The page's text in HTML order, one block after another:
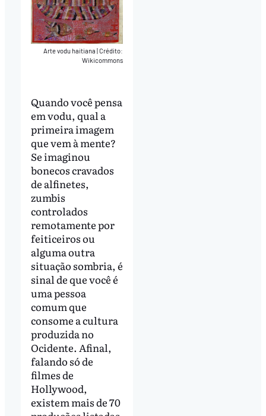
Arte vodu haitiana|Crédito:
Wikicommons
Quando você pensa
em vodu, qual a
primeira imagem
que vem à mente?
Se imaginou
bonecos cravados
de alfinetes,
zumbis
controlados
remotamente por
feiticeiros ou
alguma outra
situação sombria, é
sinal de que você é
uma pessoa
comum que
consome a cultura
produzida no
Ocidente. Afinal,
falando só de
filmes de
Hollywood,
existem mais de 70